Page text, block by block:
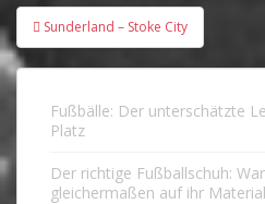
Beitragsnavigation
Sunderland – Stoke City
Fußbälle: Der unterschätzte
Platz
Der richtige Fußballschuh:
gleichermaßen auf ihr